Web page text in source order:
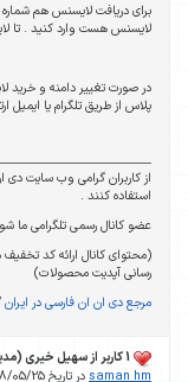
برای دریافت لایسنس هم
لایسنس هست وارد کنید . تا
در صورت تغییر دامنه و خرید
پلاس از طریق تلگرام یا ایمیل
از کاربران گرامی وب سایت
استفاده کنند .
عضو کانال رسمی تلگرامی ما
(محتوای کانال ارائه کد
رسانی آپدیت محصولات)
مرجع دی ان ان فارسی در ایران
saman hm در تاریخ 1398/05/25